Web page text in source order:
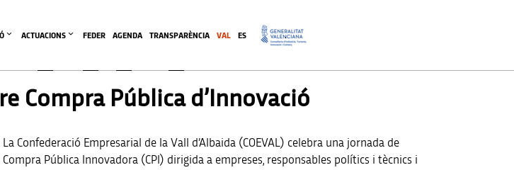
ACTUACIONS FEDER AGENDA TRANSPARÈNCIA .
VAL ES
Compra Pública d’Innovació
La Confederació Empresarial de la Vall d’Albaida (COEVAL) celebra una jornada de
Compra Pública Innovadora (CPI) dirigida a empreses, responsables polítics i tècnics i